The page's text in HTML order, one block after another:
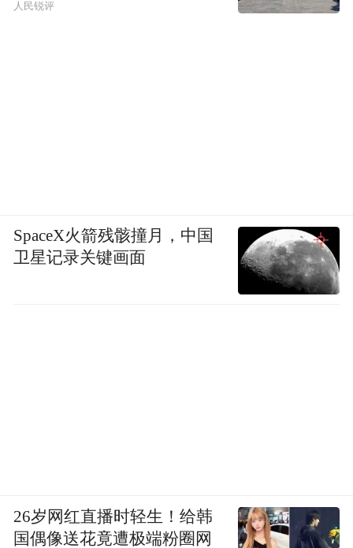
人民锐评
SpaceX火箭残骸撞月，中国
卫星记录关键画面
26岁网红直播时轻生！给韩
国偶像送花竟遭极端粉圈网